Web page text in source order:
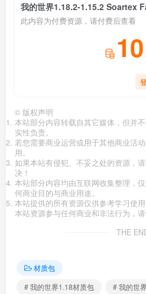
我的世界1.18.2-1.15.2 Soartex
此内容为付费资源，请付费后查看
10
© 版权声明
本站部分内容转载自其它媒体，但并
实性负责。
若您需要商业运营或用于其他商业活
用。
如果本站有侵犯、不妥之处的资源，
决！
本站部分内容均由互联网收集整理，
何商业目的与商业用途。
本站提供的所有资源仅供参考学习使
本站资源参与任何商业和非法行为，
THE
材质包
# 我的世界1.18材质包
# 我的世